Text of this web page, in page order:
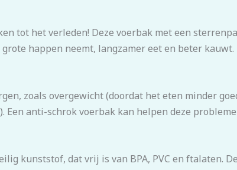
tot het verleden! Deze voerbak met een
happen neemt, langzamer eet en beter
zoals overgewicht (doordat het eten minder
anti-schrok voerbak kan helpen deze
kunststof, dat vrij is van BPA, PVC en ftalaten.